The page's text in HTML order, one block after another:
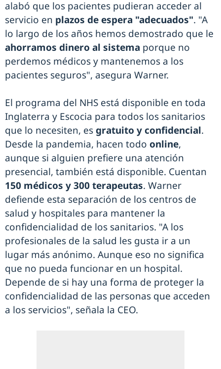
alabó que los pacientes pudieran acceder al
servicio en plazos de espera "adecuados". "A
lo largo de los años hemos demostrado que le
ahorramos dinero al sistema porque no
perdemos médicos y mantenemos a los
pacientes seguros", asegura Warner.
El programa del NHS está disponible en toda
Inglaterra y Escocia para todos los sanitarios
que lo necesiten, es gratuito y confidencial.
Desde la pandemia, hacen todo online,
aunque si alguien prefiere una atención
presencial, también está disponible. Cuentan
150 médicos y 300 terapeutas. Warner
defiende esta separación de los centros de
salud y hospitales para mantener la
confidencialidad de los sanitarios. "A los
profesionales de la salud les gusta ir a un
lugar más anónimo. Aunque eso no significa
que no pueda funcionar en un hospital.
Depende de si hay una forma de proteger la
confidencialidad de las personas que acceden
a los servicios", señala la CEO.